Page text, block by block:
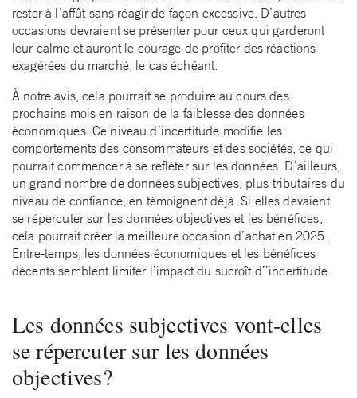
rester à l’affût sans réagir de façon excessive. D’autres
occasions devraient se présenter pour ceux qui garderont
leur calme et auront le courage de profiter des réactions
exagérées du marché, le cas échéant.
À notre avis, cela pourrait se produire au cours des
prochains mois en raison de la faiblesse des données
économiques. Ce niveau d’incertitude modifie les
comportements des consommateurs et des sociétés, ce qui
pourrait commencer à se refléter sur les données. D’ailleurs,
un grand nombre de données subjectives, plus tributaires du
niveau de confiance, en témoignent déjà. Si elles devaient
se répercuter sur les données objectives et les bénéfices,
cela pourrait créer la meilleure occasion d’achat en 2025.
Entre-temps, les données économiques et les bénéfices
décents semblent limiter l’impact du sucroît d’’incertitude.
Les données subjectives vont-elles
se répercuter sur les données
objectives?